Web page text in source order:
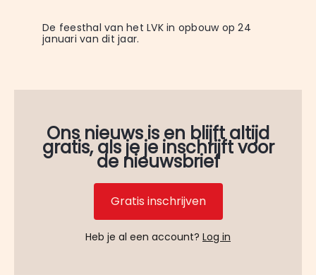
De feesthal van het LVK in opbouw op 24
januari van dit jaar.
Ons nieuws is en blijft altijd
gratis, als je je inschrijft voor
de nieuwsbrief
Gratis inschrijven
Heb je al een account? Log in